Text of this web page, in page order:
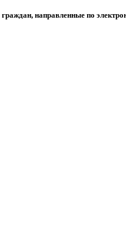
направленные по